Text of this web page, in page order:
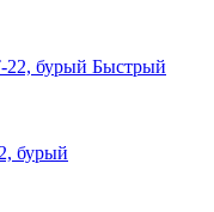
Быстрый
бурый